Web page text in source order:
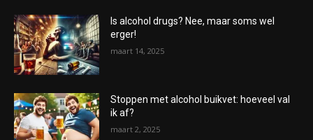
Is alcohol drugs? Nee, maar soms wel
erger!
maart 14, 2025
Stoppen met alcohol buikvet: hoeveel val
ik af?
maart 2, 2025